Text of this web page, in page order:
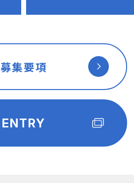
募集要項
ENTRY